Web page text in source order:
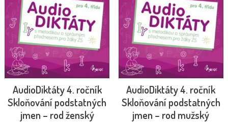
AudioDiktáty 4. ročník
Skloňování podstatných
jmen – rod ženský
AudioDiktáty 4. ročník
Skloňování podstatných
jmen – rod mužský